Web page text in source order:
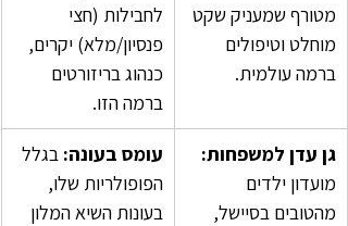
מטורף שמעניק שקט
מוחלט וטיפולים
ברמה עולמית.
לחבילות (חצי
פנסיון/מלא) יקרים,
כנהוג בריזורטים
ברמה הזו.
גן עדן למשפחות:
מועדון ילדים
מהטובים בסיישל,
עומס בעונה: בגלל
הפופולריות שלו,
בעונות השיא המלון